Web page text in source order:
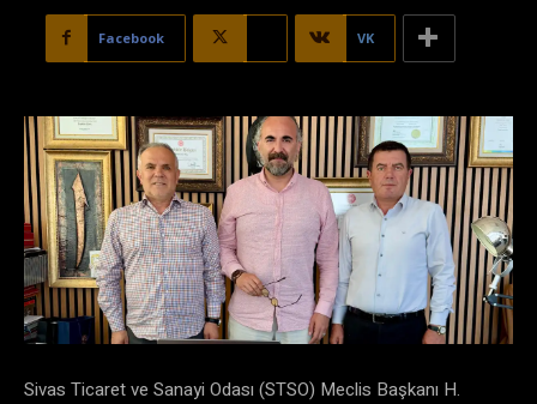
Facebook VK
Sivas Ticaret ve Sanayi Odası (STSO) Meclis Başkanı H.